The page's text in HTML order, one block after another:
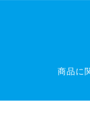
商品に